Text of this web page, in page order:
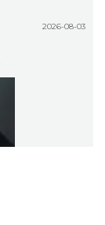
2026-08-03